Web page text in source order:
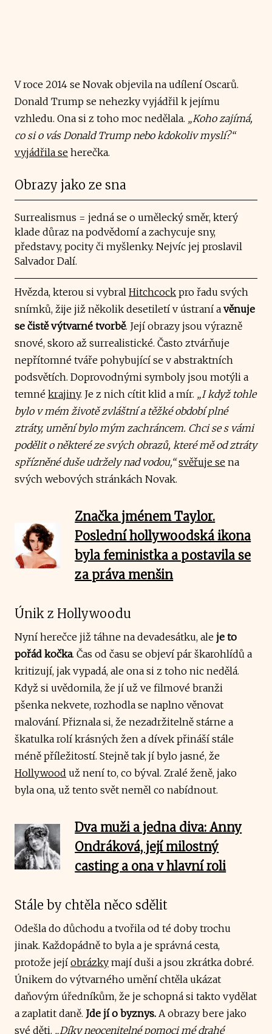
V roce 2014 se Novak objevila na udílení Oscarů.
Donald Trump se nehezky vyjádřil k jejímu
vzhledu. Ona si z toho moc nedělala. „Koho zajímá,
co si o vás Donald Trump nebo kdokoliv myslí?“
vyjádřila se herečka.
Obrazy jako ze sna
Surrealismus = jedná se o umělecký směr, který
klade důraz na podvědomí a zachycuje sny,
představy, pocity či myšlenky. Nejvíc jej proslavil
Salvador Dalí.
Hvězda, kterou si vybral Hitchcock pro řadu svých
snímků, žije již několik desetiletí v ústraní a věnuje
se čistě výtvarné tvorbě. Její obrazy jsou výrazně
snové, skoro až surrealistické. Často ztvárňuje
nepřítomné tváře pohybující se v abstraktních
podsvětích. Doprovodnými symboly jsou motýli a
temné krajiny. Je z nich cítit klid a mír. „I když tohle
bylo v mém životě zvláštní a těžké období plné
ztráty, umění bylo mým zachráncem. Chci se s vámi
podělit o některé ze svých obrazů, které mě od ztráty
spřízněné duše udržely nad vodou,“ svěřuje se na
svých webových stránkách Novak.
Značka jménem Taylor.
Poslední hollywoodská ikona
byla feministka a postavila se
za práva menšin
Únik z Hollywoodu
Nyní herečce již táhne na devadesátku, ale je to
pořád kočka. Čas od času se objeví pár škarohlídů a
kritizují, jak vypadá, ale ona si z toho nic nedělá.
Když si uvědomila, že jí už ve filmové branži
pšenka nekvete, rozhodla se naplno věnovat
malování. Přiznala si, že nezadržitelně stárne a
škatulka rolí krásných žen a dívek přináší stále
méně příležitostí. Stejně tak jí bylo jasné, že
Hollywood už není to, co býval. Zralé ženě, jako
byla ona, už tento svět neměl co nabídnout.
Dva muži a jedna diva: Anny
Ondráková, její milostný
casting a ona v hlavní roli
Stále by chtěla něco sdělit
Odešla do důchodu a tvořila od té doby trochu
jinak. Každopádně to byla a je správná cesta,
protože její obrázky mají duši a jsou zkrátka dobré.
Únikem do výtvarného umění chtěla ukázat
daňovým úředníkům, že je schopná si takto vydělat
a zaplatit daně. Jde jí o byznys. A obrazy bere jako
své děti. „Díky neocenitelné pomoci mé drahé